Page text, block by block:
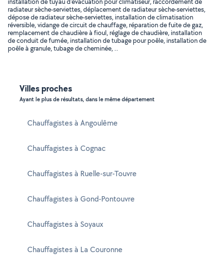
radiateur sèche-serviettes, déplacement de radiateur sèche-serviettes,
dépose de radiateur sèche-serviettes, installation de climatisation
réversible, vidange de circuit de chauffage, réparation de fuite de gaz,
remplacement de chaudière à fioul, réglage de chaudière, installation
de conduit de fumée, installation de tubage pour poêle, installation de
poêle à granule, tubage de cheminée, ..
Villes proches
Ayant le plus de résultats, dans le même département
Chauffagistes à Angoulême
Chauffagistes à Cognac
Chauffagistes à Ruelle-sur-Touvre
Chauffagistes à Gond-Pontouvre
Chauffagistes à Soyaux
Chauffagistes à La Couronne